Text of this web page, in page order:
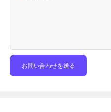
お問い合わせを送る